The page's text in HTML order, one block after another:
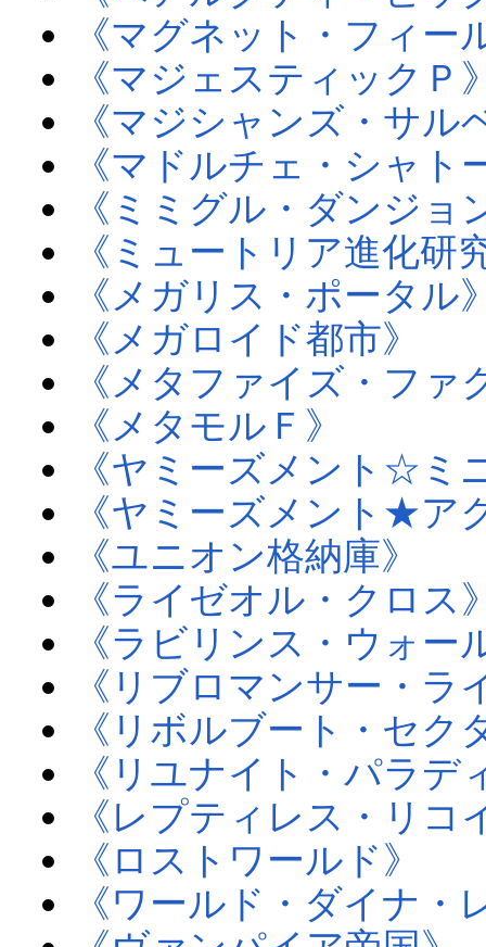
《マグネット・フィー
《マジェスティックＰ
《マジシャンズ・サル
《マドルチェ・シャト
《ミミグル・ダンジョ
《ミュートリア進化研
《メガリス・ポータル
《メガロイド都市》
《メタファイズ・ファ
《メタモルＦ》
《ヤミーズメント☆ミ
《ヤミーズメント★ア
《ユニオン格納庫》
《ライゼオル・クロス
《ラビリンス・ウォー
《リブロマンサー・ラ
《リボルブート・セク
《リユナイト・パラデ
《レプティレス・リコ
《ロストワールド》
《ワールド・ダイナ・